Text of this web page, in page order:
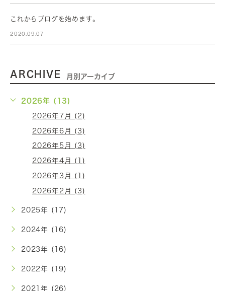
これからブログを始めます。
2020.09.07
ARCHIVE 月別アーカイブ
2026年 (13)
2026年7月 (2)
2026年6月 (3)
2026年5月 (3)
2026年4月 (1)
2026年3月 (1)
2026年2月 (3)
2025年 (17)
2024年 (16)
2023年 (16)
2022年 (19)
2021年 (26)